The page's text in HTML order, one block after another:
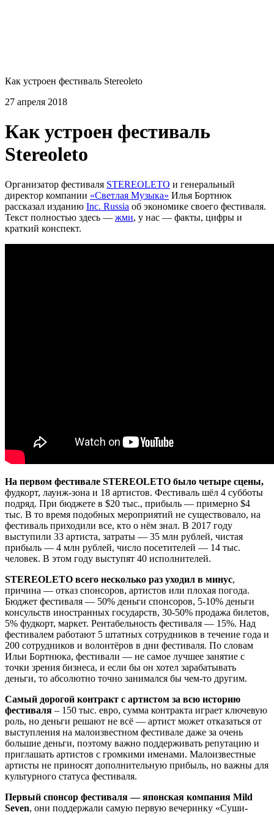
Как устроен фестиваль Stereoleto
27 апреля 2018
Как устроен фестиваль
Stereoleto
Организатор фестиваля STEREOLETO и генеральный
директор компании «Светлая Музыка» Илья Бортнюк
рассказал изданию Inc. Russia об экономике своего фестиваля.
Текст полностью здесь — жми, у нас — факты, цифры и
краткий конспект.
На первом фестивале STEREOLETO было четыре сцены,
фудкорт, лаунж-зона и 18 артистов. Фестиваль шёл 4 субботы
подряд. При бюджете в $20 тыс., прибыль — примерно $4
тыс. В то время подобных мероприятий не существовало, на
фестиваль приходили все, кто о нём знал. В 2017 году
выступили 33 артиста, затраты — 35 млн рублей, чистая
прибыль — 4 млн рублей, число посетителей — 14 тыс.
человек. В этом году выступят 40 исполнителей.
STEREOLETO всего несколько раз уходил в минус,
причина — отказ спонсоров, артистов или плохая погода.
Бюджет фестиваля — 50% деньги спонсоров, 5-10% деньги
консульств иностранных государств, 30-50% продажа билетов,
5% фудкорт, маркет. Рентабельность фестиваля — 15%. Над
фестивалем работают 5 штатных сотрудников в течение года и
200 сотрудников и волонтёров в дни фестиваля. По словам
Ильи Бортнюка, фестивали — не самое лучшее занятие с
точки зрения бизнеса, и если бы он хотел зарабатывать
деньги, то абсолютно точно занимался бы чем-то другим.
Самый дорогой контракт с артистом за всю историю
фестиваля – 150 тыс. евро, сумма контракта играет ключевую
роль, но деньги решают не всё — артист может отказаться от
выступления на малоизвестном фестивале даже за очень
большие деньги, поэтому важно поддерживать репутацию и
приглашать артистов с громкими именами. Малоизвестные
артисты не приносят дополнительную прибыль, но важны для
культурного статуса фестиваля.
Первый спонсор фестиваля — японская компания Mild
Seven, они поддержали самую первую вечеринку «Суши-